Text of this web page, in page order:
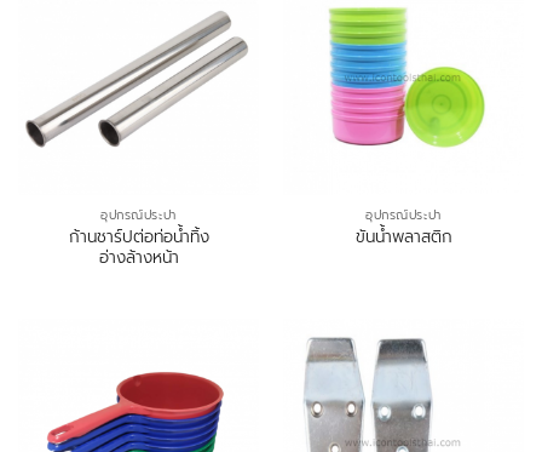
อุปกรณ์ประปา
ก้านชาร์ปต่อท่อน้ำทิ้ง
อ่างล้างหน้า
อุปกรณ์ประปา
ขันน้ำพลาสติก